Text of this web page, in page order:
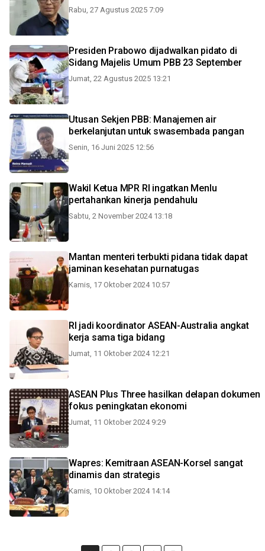
Rabu, 27 Agustus 2025 7:09
Presiden Prabowo dijadwalkan pidato di
Sidang Majelis Umum PBB 23 September
Jumat, 22 Agustus 2025 13:21
Utusan Sekjen PBB: Manajemen air
berkelanjutan untuk swasembada pangan
Senin, 16 Juni 2025 12:56
Wakil Ketua MPR RI ingatkan Menlu
pertahankan kinerja pendahulu
Sabtu, 2 November 2024 13:18
Mantan menteri terbukti pidana tidak dapat
jaminan kesehatan purnatugas
Kamis, 17 Oktober 2024 10:57
RI jadi koordinator ASEAN-Australia angkat
kerja sama tiga bidang
Jumat, 11 Oktober 2024 12:21
ASEAN Plus Three hasilkan delapan dokumen
fokus peningkatan ekonomi
Jumat, 11 Oktober 2024 9:29
Wapres: Kemitraan ASEAN-Korsel sangat
dinamis dan strategis
Kamis, 10 Oktober 2024 14:14